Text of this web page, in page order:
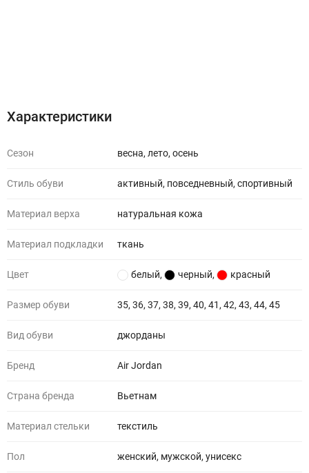
Характеристики
Сезон весна, лето, осень
Стиль обуви активный, повседневный, спортивный
Материал верха натуральная кожа
Материал подкладки ткань
Цвет белый, черный, красный
Размер обуви 35, 36, 37, 38, 39, 40, 41, 42, 43, 44, 45
Вид обуви джорданы
Бренд Air Jordan
Страна бренда Вьетнам
Материал стельки текстиль
Пол женский, мужской, унисекс